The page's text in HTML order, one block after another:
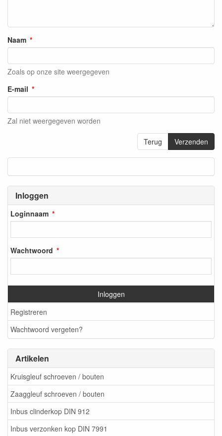
Inloggen
Loginnaam
Wachtwoord
Inloggen
Registreren
Wachtwoord vergeten?
Artikelen
Kruisgleuf schroeven / bouten
Zaaggleuf schroeven / bouten
Inbus clinderkop DIN 912
Inbus verzonken kop DIN 7991
Naam
Zoals op onze site weergegeven
E-mail
Zal niet weergegeven worden
Terug Verzenden